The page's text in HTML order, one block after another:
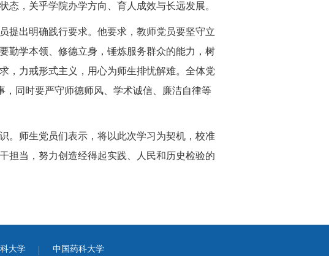
，关乎学院办学方向、育人成效与长远发展。
提出明确践行要求。他要求，教师党员要坚守立
勤学本领、修德立身，锤炼服务群众的能力，树
，力戒形式主义，用心为师生排忧解难。全体党
，同时要严守师德师风、学术诚信、廉洁自律等
。师生党员们表示，将以此次学习为契机，校准
担当，努力创造经得起实践、人民和历史检验的
大学 中国药科大学